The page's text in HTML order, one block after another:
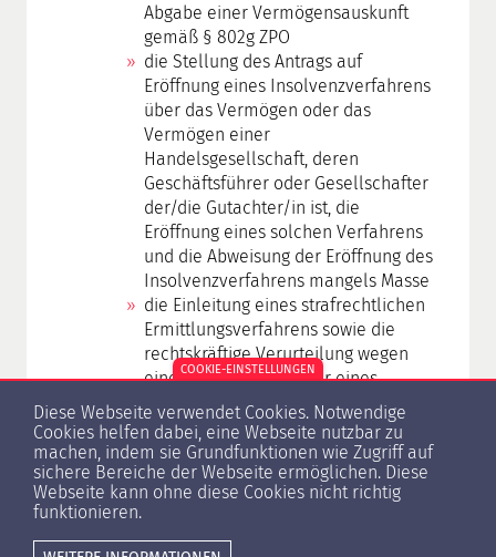
Abgabe einer Vermögensauskunft
gemäß § 802g ZPO
die Stellung des Antrags auf
Eröffnung eines Insolvenzverfahrens
über das Vermögen oder das
Vermögen einer
Handelsgesellschaft, deren
Geschäftsführer oder Gesellschafter
der/die Gutachter/in ist, die
Eröffnung eines solchen Verfahrens
und die Abweisung der Eröffnung des
Insolvenzverfahrens mangels Masse
die Einleitung eines strafrechtlichen
Ermittlungsverfahrens sowie die
rechtskräftige Verurteilung wegen
eines Verbrechens oder eines
Vergehens
Letzte Überprüfung: 16.09.2024
COOKIE-EINSTELLUNGEN
Diese Webseite verwendet Cookies. Notwendige
Cookies helfen dabei, eine Webseite nutzbar zu
machen, indem sie Grundfunktionen wie Zugriff auf
sichere Bereiche der Webseite ermöglichen. Diese
Webseite kann ohne diese Cookies nicht richtig
funktionieren.